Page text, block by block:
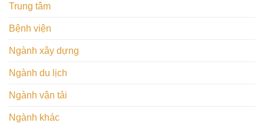
Trung tâm
Bệnh viện
Ngành xây dựng
Ngành du lịch
Ngành vận tải
Ngành khác